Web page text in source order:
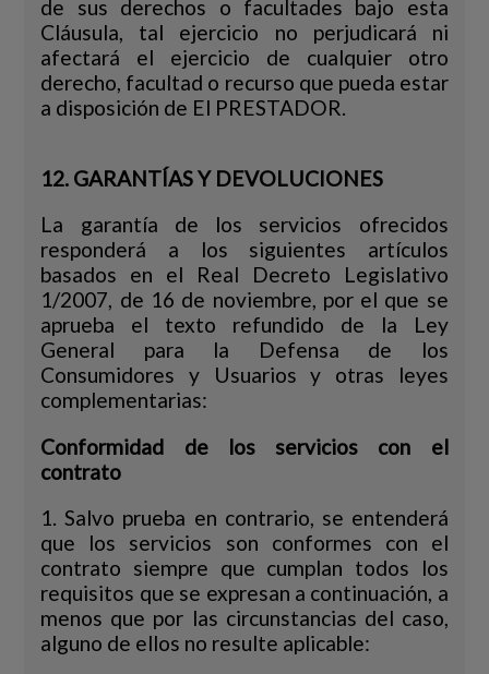
de sus derechos o facultades bajo esta
Cláusula, tal ejercicio no perjudicará ni
afectará el ejercicio de cualquier otro
derecho, facultad o recurso que pueda estar
a disposición de El PRESTADOR.
12. GARANTÍAS Y DEVOLUCIONES
La garantía de los servicios ofrecidos
responderá a los siguientes artículos
basados en el Real Decreto Legislativo
1/2007, de 16 de noviembre, por el que se
aprueba el texto refundido de la Ley
General para la Defensa de los
Consumidores y Usuarios y otras leyes
complementarias:
Conformidad de los servicios con el
contrato
1. Salvo prueba en contrario, se entenderá
que los servicios son conformes con el
contrato siempre que cumplan todos los
requisitos que se expresan a continuación, a
menos que por las circunstancias del caso,
alguno de ellos no resulte aplicable: